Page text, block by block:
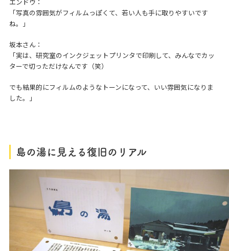
「写真の雰囲気がフィルムっぽくて、若い人も手に取りやすいです
ね。」
坂本さん：
「実は、研究室のインクジェットプリンタで印刷して、みんなでカッ
ターで切っただけなんです（笑）
でも結果的にフィルムのようなトーンになって、いい雰囲気になりま
した。」
島の湯に見える復旧のリアル